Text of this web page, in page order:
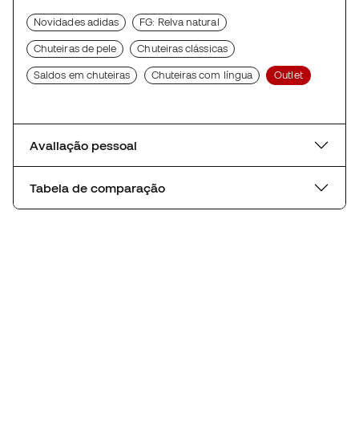
Novidades adidas FG: Relva natural
Chuteiras de pele Chuteiras clássicas
Saldos em chuteiras Chuteiras com língua Outlet
Avaliação pessoal
Tabela de comparação